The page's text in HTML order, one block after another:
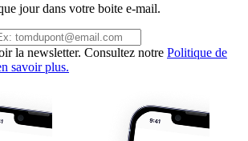
jour dans votre boite e-mail.
la newsletter. Consultez notre Politique de
savoir plus.